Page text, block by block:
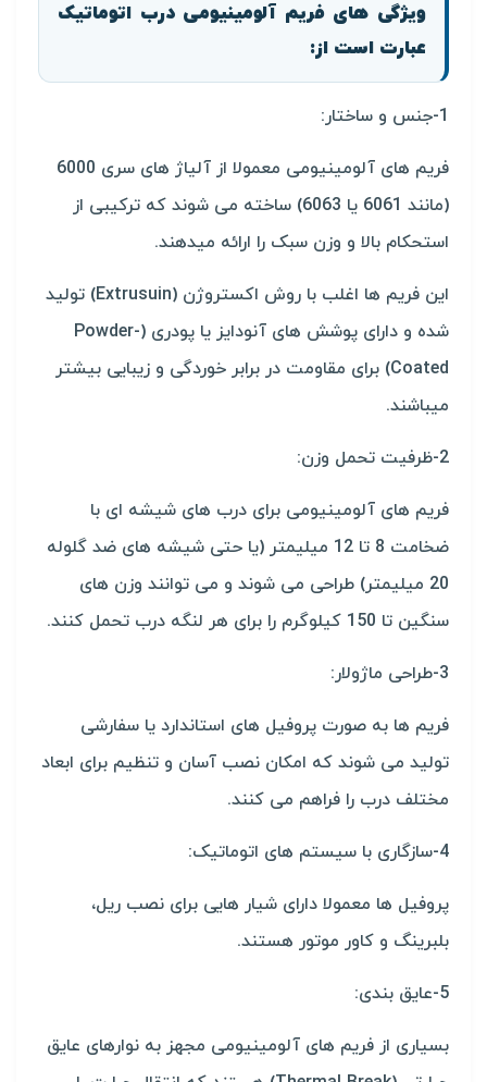
ویژگی های فریم آلومینیومی درب اتوماتیک
عبارت است از:
1-جنس و ساختار:
فریم های آلومینیومی معمولا از آلیاژ های سری 6000
(مانند 6061 یا 6063) ساخته می شوند که ترکیبی از
استحکام بالا و وزن سبک را ارائه میدهند.
این فریم ها اغلب با روش اکستروژن (Extrusuin) تولید
شده و دارای پوشش های آنودایز یا پودری (Powder-
Coated) برای مقاومت در برابر خوردگی و زیبایی بیشتر
میباشند.
2-ظرفیت تحمل وزن:
فریم های آلومینیومی برای درب های شیشه ای با
ضخامت 8 تا 12 میلیمتر (یا حتی شیشه های ضد گلوله
20 میلیمتر) طراحی می شوند و می توانند وزن های
سنگین تا 150 کیلوگرم را برای هر لنگه درب تحمل کنند.
3-طراحی ماژولار:
فریم ها به صورت پروفیل های استاندارد یا سفارشی
تولید می شوند که امکان نصب آسان و تنظیم برای ابعاد
مختلف درب را فراهم می کنند.
4-سازگاری با سیستم های اتوماتیک:
پروفیل ها معمولا دارای شیار هایی برای نصب ریل،
بلبرینگ و کاور موتور هستند.
5-عایق بندی:
بسیاری از فریم های آلومینیومی مجهز به نوارهای عایق